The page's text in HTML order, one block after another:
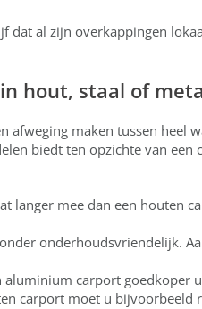
dat al zijn overkappingen
hout, staal of
afweging maken tussen
biedt ten opzichte van
langer mee dan een houten
onderhoudsvriendelijk.
carport
carport moet u